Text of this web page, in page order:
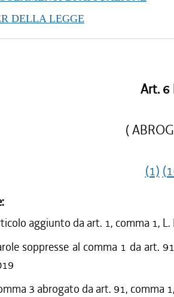
07/2012 al 28/12/2012
03/2012 al 27/07/2012
DELLA LEGGE
Art. 6
(
(1)
aggiunto da art. 1, comma 1,
soppresse al comma 1 da art.
3 abrogato da art. 91, comma